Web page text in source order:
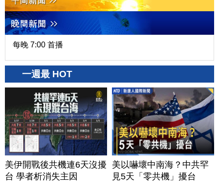
每晚 7:00 首播
一週最 HOT
美伊開戰後共機連6天沒擾
台 學者析消失主因
美以嚇壞中南海？中共罕
見5天「零共機」擾台